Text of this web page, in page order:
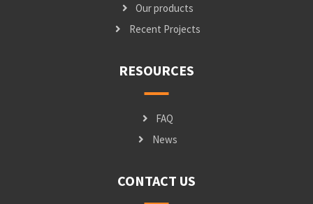
Our products
Recent Projects
RESOURCES
FAQ
News
CONTACT US